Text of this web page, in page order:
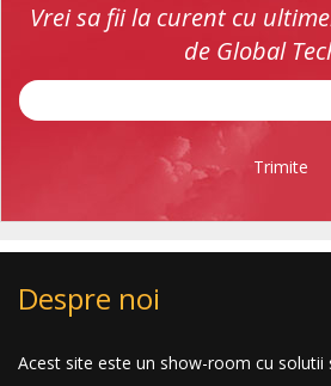
Vrei sa fii la curent cu
de Global
Trimite
Despre noi
Acest site este un show-room cu solutii